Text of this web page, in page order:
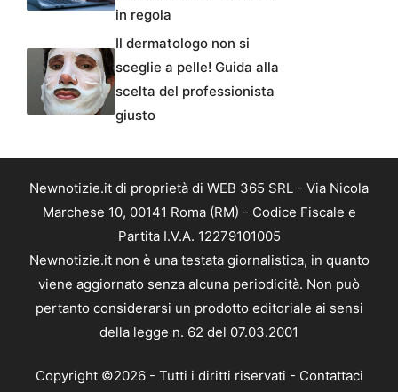
in regola
Il dermatologo non si
sceglie a pelle! Guida alla
scelta del professionista
giusto
Newnotizie.it di proprietà di WEB 365 SRL - Via Nicola
Marchese 10, 00141 Roma (RM) - Codice Fiscale e
Partita I.V.A. 12279101005
Newnotizie.it non è una testata giornalistica, in quanto
viene aggiornato senza alcuna periodicità. Non può
pertanto considerarsi un prodotto editoriale ai sensi
della legge n. 62 del 07.03.2001
Copyright ©2026 - Tutti i diritti riservati - Contattaci